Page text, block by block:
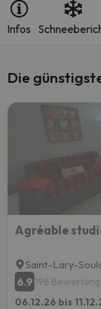
Infos
Die
Saint-Lary-
6.9 198
06.12.26 bis